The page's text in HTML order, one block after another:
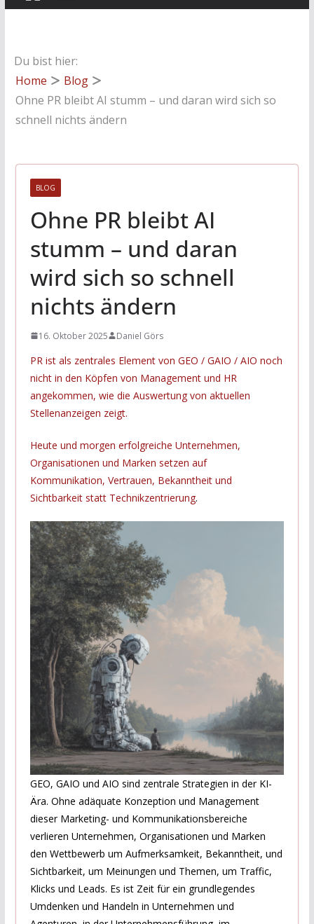
Du bist hier:
Home
Blog
Ohne PR bleibt AI stumm – und daran wird sich so
schnell nichts ändern
BLOG
Ohne PR bleibt AI
stumm – und daran
wird sich so schnell
nichts ändern
16. Oktober 2025 Daniel Görs
PR ist als zentrales Element von GEO / GAIO / AIO noch
nicht in den Köpfen von Management und HR
angekommen, wie die Auswertung von aktuellen
Stellenanzeigen zeigt.
Heute und morgen erfolgreiche Unternehmen,
Organisationen und Marken setzen auf
Kommunikation, Vertrauen, Bekanntheit und
Sichtbarkeit statt Technikzentrierung.
GEO, GAIO und AIO sind zentrale Strategien in der KI-
Ära. Ohne adäquate Konzeption und Management
dieser Marketing- und Kommunikationsbereiche
verlieren Unternehmen, Organisationen und Marken
den Wettbewerb um Aufmerksamkeit, Bekanntheit, und
Sichtbarkeit, um Meinungen und Themen, um Traffic,
Klicks und Leads. Es ist Zeit für ein grundlegendes
Umdenken und Handeln in Unternehmen und